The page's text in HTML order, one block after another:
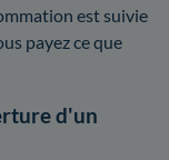
est suivie
payez ce que
d'un